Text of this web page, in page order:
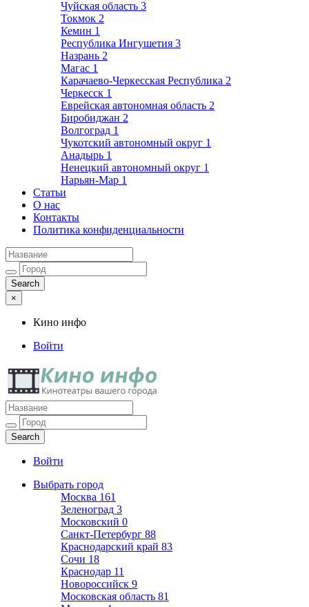
Чуйская область 3
Токмок 2
Кемин 1
Республика Ингушетия 3
Назрань 2
Магас 1
Карачаево-Черкесская Республика 2
Черкесск 1
Еврейская автономная область 2
Биробиджан 2
Волгоград 1
Чукотский автономный округ 1
Анадырь 1
Ненецкий автономный округ 1
Нарьян-Мар 1
Статьи
О нас
Контакты
Политика конфиденциальности
×
Кино инфо
Войти
Кино инфо
Кинотеатры вашего города
Войти
Выбрать город
Москва 161
Зеленоград 3
Московский 0
Санкт-Петербург 88
Краснодарский край 83
Сочи 18
Краснодар 11
Новороссийск 9
Московская область 81